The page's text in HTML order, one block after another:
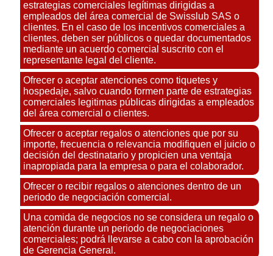
estrategias comerciales legítimas dirigidas a
empleados del área comercial de Swisslub SAS o
clientes. En el caso de los incentivos comerciales a
clientes, deben ser públicos o quedar documentados
mediante un acuerdo comercial suscrito con el
representante legal del cliente.
Ofrecer o aceptar atenciones como tiquetes y
hospedaje, salvo cuando formen parte de estrategias
comerciales legitimas públicas dirigidas a empleados
del área comercial o clientes.
Ofrecer o aceptar regalos o atenciones que por su
importe, frecuencia o relevancia modifiquen el juicio o
decisión del destinatario y propicien una ventaja
inapropiada para la empresa o para el colaborador.
Ofrecer o recibir regalos o atenciones dentro de un
periodo de negociación comercial.
Una comida de negocios no se considera un regalo o
atención durante un periodo de negociaciones
comerciales; podrá llevarse a cabo con la aprobación
de Gerencia General.